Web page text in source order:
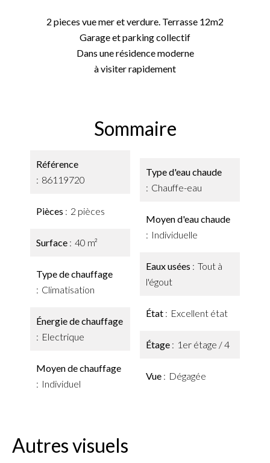
2 pieces vue mer et verdure. Terrasse 12m2
Garage et parking collectif
Dans une résidence moderne
à visiter rapidement
Sommaire
Référence
86119720
Pièces 2 pièces
Surface 40 m²
Type de chauffage
Climatisation
Énergie de chauffage
Electrique
Moyen de chauffage
Individuel
Type d'eau chaude
Chauffe-eau
Moyen d'eau chaude
Individuelle
Eaux usées
Tout à
l'égout
État Excellent état
Étage 1er étage / 4
Vue Dégagée
Autres visuels